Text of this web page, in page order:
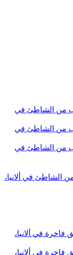
في ألانيا،